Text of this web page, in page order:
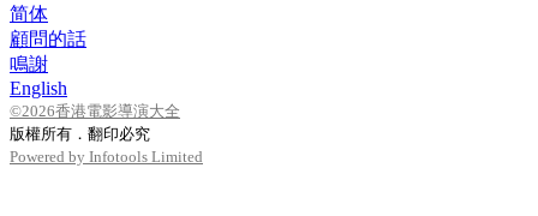
简体
顧問的話
鳴謝
English
©2026香港電影導演大全
版權所有．翻印必究
Powered by Infotools Limited